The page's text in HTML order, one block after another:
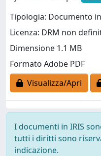
Tipologia: Documento
Licenza: DRM non
Dimensione 1.1 MB
Formato Adobe PDF
Visualizza/Apri
I documenti in IRIS
tutti i diritti sono
indicazione.